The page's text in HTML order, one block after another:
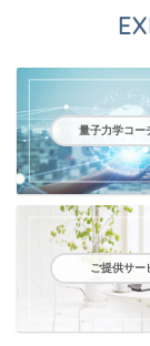
量子力学コー
ご提供サー